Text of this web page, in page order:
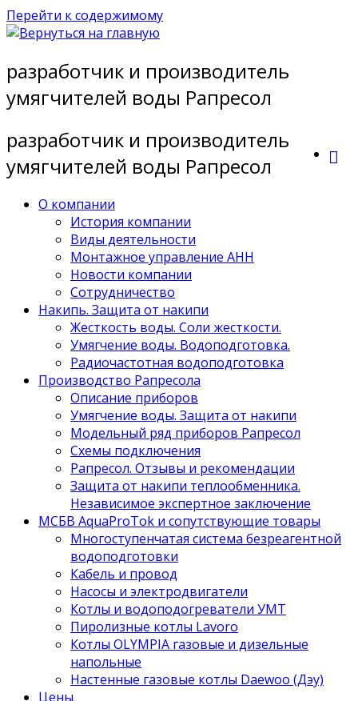
Перейти к содержимому
разработчик и производитель
умягчителей воды Рапресол
разработчик и производитель
умягчителей воды Рапресол
О компании
История компании
Виды деятельности
Монтажное управление АНН
Новости компании
Сотрудничество
Накипь. Защита от накипи
Жесткость воды. Соли жесткости.
Умягчение воды. Водоподготовка.
Радиочастотная водоподготовка
Производство Рапресола
Описание приборов
Умягчение воды. Защита от накипи
Модельный ряд приборов Рапресол
Схемы подключения
Рапресол. Отзывы и рекомендации
Защита от накипи теплообменника.
Независимое экспертное заключение
МСБВ AquaProTok и сопутствующие товары
Многоступенчатая система безреагентной
водоподготовки
Кабель и провод
Насосы и электродвигатели
Котлы и водоподогреватели УМТ
Пиролизные котлы Lavoro
Котлы OLYMPIA газовые и дизельные
напольные
Настенные газовые котлы Daewoo (Дэу)
Цены